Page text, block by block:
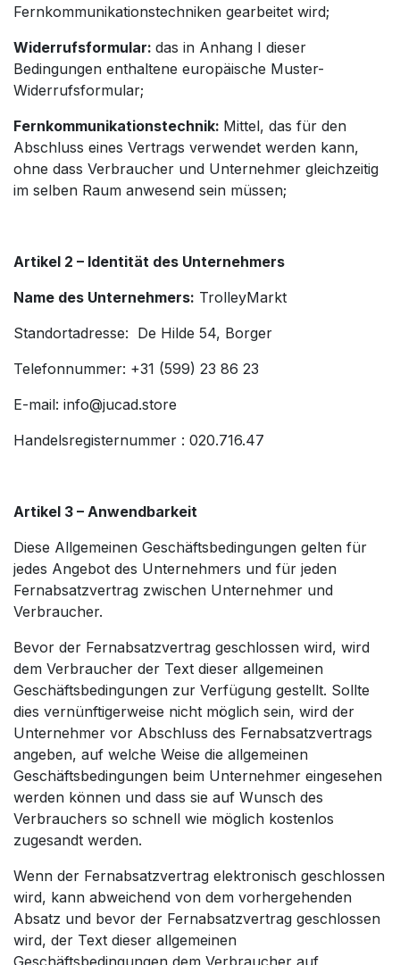
Fernkommunikationstechniken gearbeitet wird;
Widerrufsformular: das in Anhang I dieser
Bedingungen enthaltene europäische Muster-
Widerrufsformular;
Fernkommunikationstechnik: Mittel, das für den
Abschluss eines Vertrags verwendet werden kann,
ohne dass Verbraucher und Unternehmer gleichzeitig
im selben Raum anwesend sein müssen;
Artikel 2 – Identität des Unternehmers
Name des Unternehmers: TrolleyMarkt
Standortadresse: De Hilde 54, Borger
Telefonnummer: +31 (599) 23 86 23
E-mail: info@jucad.store
Handelsregisternummer : 020.716.47
Artikel 3 – Anwendbarkeit
Diese Allgemeinen Geschäftsbedingungen gelten für
jedes Angebot des Unternehmers und für jeden
Fernabsatzvertrag zwischen Unternehmer und
Verbraucher.
Bevor der Fernabsatzvertrag geschlossen wird, wird
dem Verbraucher der Text dieser allgemeinen
Geschäftsbedingungen zur Verfügung gestellt. Sollte
dies vernünftigerweise nicht möglich sein, wird der
Unternehmer vor Abschluss des Fernabsatzvertrags
angeben, auf welche Weise die allgemeinen
Geschäftsbedingungen beim Unternehmer eingesehen
werden können und dass sie auf Wunsch des
Verbrauchers so schnell wie möglich kostenlos
zugesandt werden.
Wenn der Fernabsatzvertrag elektronisch geschlossen
wird, kann abweichend von dem vorhergehenden
Absatz und bevor der Fernabsatzvertrag geschlossen
wird, der Text dieser allgemeinen
Geschäftsbedingungen dem Verbraucher auf